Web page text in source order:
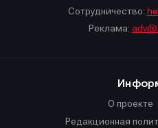
Сотрудничество:
Реклама:
О проекте
Редакционная